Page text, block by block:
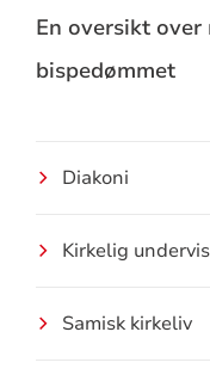
En oversikt
bispedømmet
Diakoni
Kirkelig
Samisk kirkeliv